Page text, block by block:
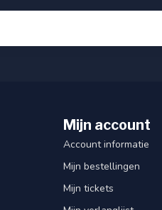
Mijn account
Account informatie
Mijn bestellingen
Mijn tickets